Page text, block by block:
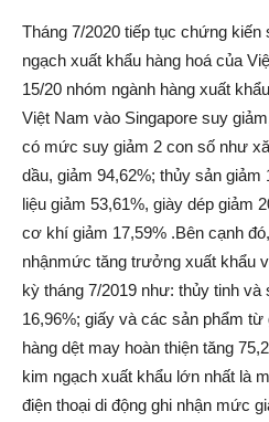
Tháng 7/2020 tiếp tục chứng
ngạch xuất khẩu hàng hoá của
15/20 nhóm ngành hàng xuất
Việt Nam vào Singapore suy
có mức suy giảm 2 con số như
dầu, giảm 94,62%; thủy sản giảm
liệu giảm 53,61%, giày dép giảm
cơ khí giảm 17,59% .Bên cạnh
nhậnmức tăng trưởng xuất khẩu
kỳ tháng 7/2019 như: thủy tinh và
16,96%; giấy và các sản phẩm
hàng dệt may hoàn thiện tăng
kim ngạch xuất khẩu lớn nhất là
điện thoại di động ghi nhận mức